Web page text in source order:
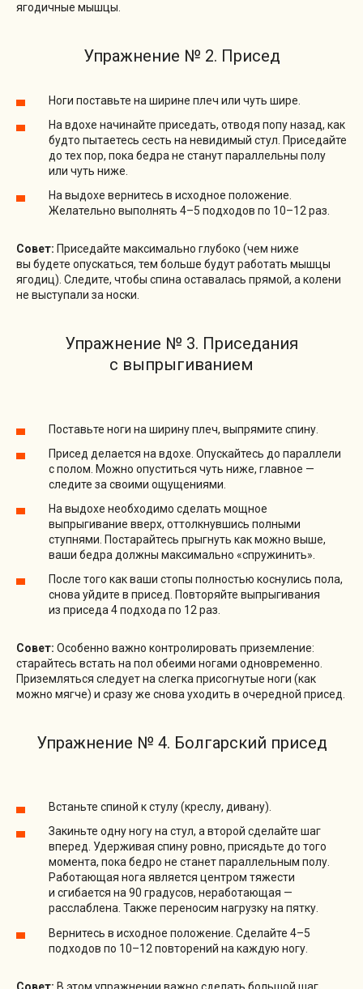
ягодичные мышцы.
Упражнение № 2. Присед
Ноги поставьте на ширине плеч или чуть шире.
На вдохе начинайте приседать, отводя попу назад, как
будто пытаетесь сесть на невидимый стул. Приседайте
до тех пор, пока бедра не станут параллельны полу
или чуть ниже.
На выдохе вернитесь в исходное положение.
Желательно выполнять 4–5 подходов по 10–12 раз.
Совет: Приседайте максимально глубоко (чем ниже
вы будете опускаться, тем больше будут работать мышцы
ягодиц). Следите, чтобы спина оставалась прямой, а колени
не выступали за носки.
Упражнение № 3. Приседания
с выпрыгиванием
Поставьте ноги на ширину плеч, выпрямите спину.
Присед делается на вдохе. Опускайтесь до параллели
с полом. Можно опуститься чуть ниже, главное —
следите за своими ощущениями.
На выдохе необходимо сделать мощное
выпрыгивание вверх, оттолкнувшись полными
ступнями. Постарайтесь прыгнуть как можно выше,
ваши бедра должны максимально «спружинить».
После того как ваши стопы полностью коснулись пола,
снова уйдите в присед. Повторяйте выпрыгивания
из приседа 4 подхода по 12 раз.
Совет: Особенно важно контролировать приземление:
старайтесь встать на пол обеими ногами одновременно.
Приземляться следует на слегка присогнутые ноги (как
можно мягче) и сразу же снова уходить в очередной присед.
Упражнение № 4. Болгарский присед
Встаньте спиной к стулу (креслу, дивану).
Закиньте одну ногу на стул, а второй сделайте шаг
вперед. Удерживая спину ровно, присядьте до того
момента, пока бедро не станет параллельным полу.
Работающая нога является центром тяжести
и сгибается на 90 градусов, неработающая —
расслаблена. Также переносим нагрузку на пятку.
Вернитесь в исходное положение. Сделайте 4–5
подходов по 10–12 повторений на каждую ногу.
Совет: В этом упражнении важно сделать большой шаг,